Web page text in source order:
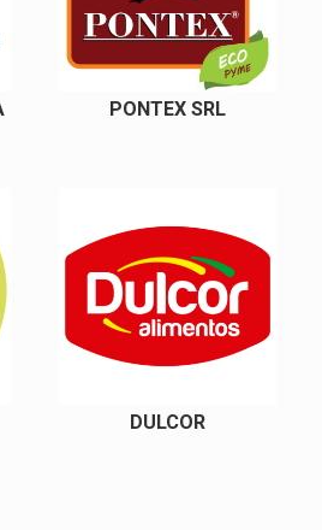
PONTEX SRL
DULCOR